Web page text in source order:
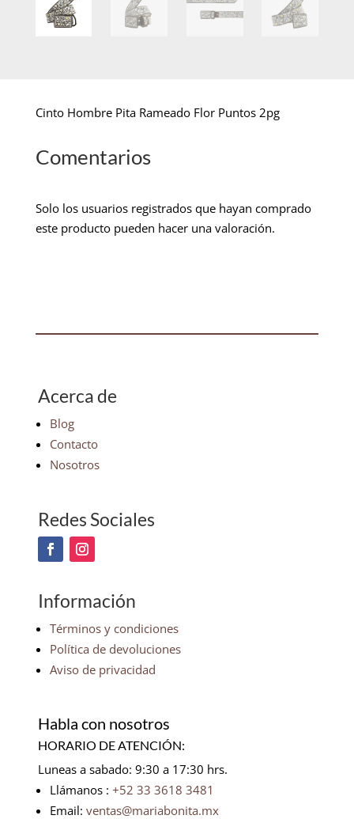
Cinto Hombre Pita Rameado Flor Puntos 2pg
Comentarios
Solo los usuarios registrados que hayan comprado
este producto pueden hacer una valoración.
Acerca de
Blog
Contacto
Nosotros
Redes Sociales
Información
Términos y condiciones
Política de devoluciones
Aviso de privacidad
Habla con nosotros
HORARIO DE ATENCIÓN:
Luneas a sabado: 9:30 a 17:30 hrs.
Llámanos : +52 33 3618 3481
Email: ventas@mariabonita.mx